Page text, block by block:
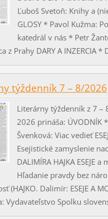
Ľuboš Svetoň: Knihy a
GLOSY * Pavol Kužma:
katedrál v nás * Petr
z Prahy DARY A INZERCIA *
týždenník 7 – 8/2026
Literárny týždenník z 7 –
2026 prináša: ÚVODNÍK
Švenková: Viac vedieť
Esejistické zamyslenie
DALIMÍRA HAJKA ESEJE
Hľadanie pravdy bez
(HAJKO. Dalimír: ESEJE A
Vydavateľstvo Spolku